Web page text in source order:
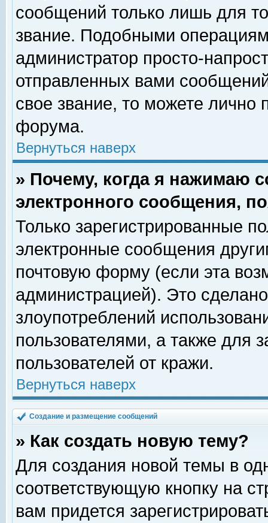
сообщений только лишь для
звание. Подобными
администратор просто-
отправленных вами
свое звание, то можете лично
форума.
Вернуться наверх
» Почему, когда я нажимаю
электронного сообщения,
Только зарегистрированные
электронные сообщения
почтовую форму (если эта
администрацией). Это
злоупотреблений
пользователями, а также для
пользователей от кражи.
Вернуться наверх
Создание и размещение сообщений
» Как создать новую тему?
Для создания новой темы в
соответствующую кнопку на
вам придется